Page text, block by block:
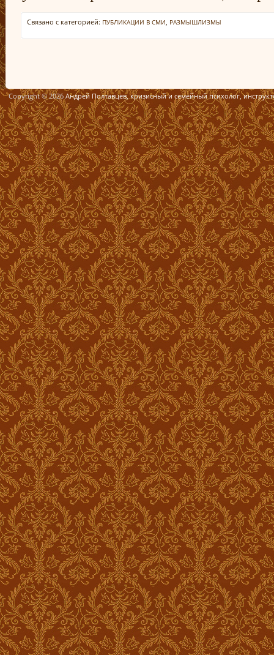
Связано с категорией: ПУБЛИКАЦИИ В СМИ, РАЗМЫШЛИЗМЫ
Copyright © 2026 Андрей Полтавцев, кризисный и семейный психолог,